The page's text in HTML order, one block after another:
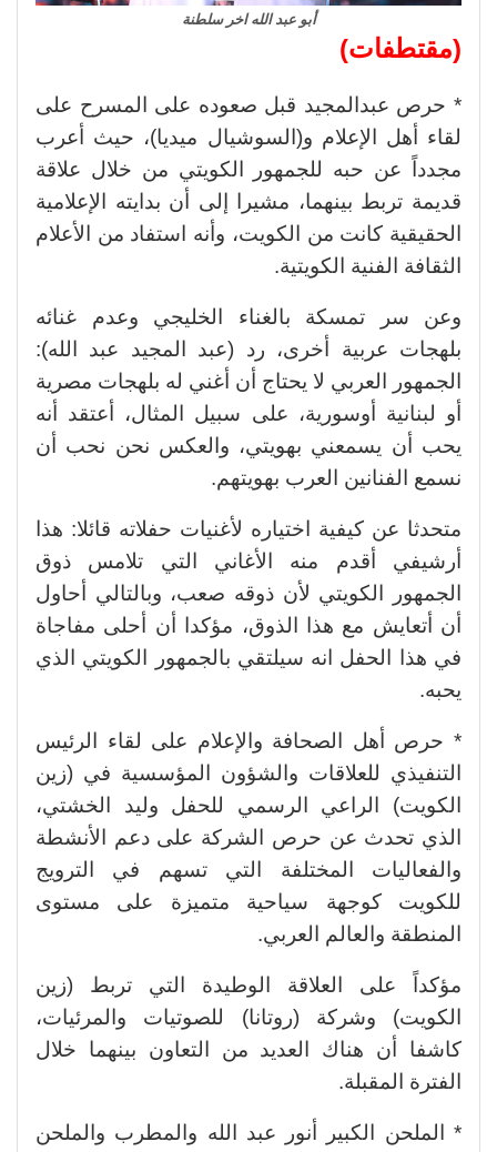
أبو عبد الله اخر سلطنة
(مقتطفات)
* حرص عبدالمجيد قبل صعوده على المسرح على
لقاء أهل الإعلام و(السوشيال ميديا)، حيث أعرب
مجدداً عن حبه للجمهور الكويتي من خلال علاقة
قديمة تربط بينهما، مشيرا إلى أن بدايته الإعلامية
الحقيقية كانت من الكويت، وأنه استفاد من الأعلام
الثقافة الفنية الكويتية.
وعن سر تمسكة بالغناء الخليجي وعدم غنائه
بلهجات عربية أخرى، رد (عبد المجيد عبد الله):
الجمهور العربي لا يحتاج أن أغني له بلهجات مصرية
أو لبنانية أوسورية، على سبيل المثال، أعتقد أنه
يحب أن يسمعني بهويتي، والعكس نحن نحب أن
نسمع الفنانين العرب بهويتهم.
متحدثا عن كيفية اختياره لأغنيات حفلاته قائلا: هذا
أرشيفي أقدم منه الأغاني التي تلامس ذوق
الجمهور الكويتي لأن ذوقه صعب، وبالتالي أحاول
أن أتعايش مع هذا الذوق، مؤكدا أن أحلى مفاجاة
في هذا الحفل انه سيلتقي بالجمهور الكويتي الذي
يحبه.
* حرص أهل الصحافة والإعلام على لقاء الرئيس
التنفيذي للعلاقات والشؤون المؤسسية في (زين
الكويت) الراعي الرسمي للحفل وليد الخشتي،
الذي تحدث عن حرص الشركة على دعم الأنشطة
والفعاليات المختلفة التي تسهم في الترويج
للكويت كوجهة سياحية متميزة على مستوى
المنطقة والعالم العربي.
مؤكداً على العلاقة الوطيدة التي تربط (زين
الكويت) وشركة (روتانا) للصوتيات والمرئيات،
كاشفا أن هناك العديد من التعاون بينهما خلال
الفترة المقبلة.
* الملحن الكبير أنور عبد الله والمطرب والملحن